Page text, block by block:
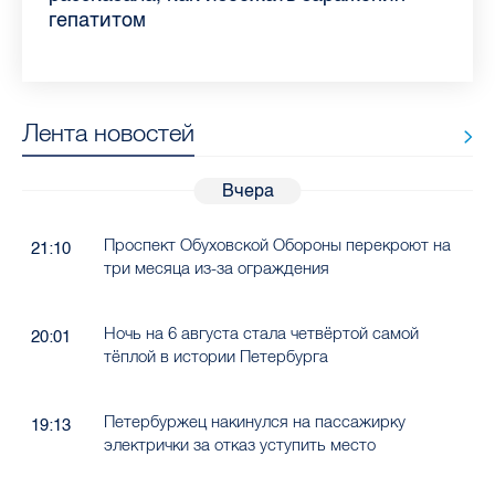
гепатитом
Лента новостей
Вчера
21:10
Проспект Обуховской Обороны перекроют на
три месяца из-за ограждения
20:01
Ночь на 6 августа стала четвёртой самой
тёплой в истории Петербурга
19:13
Петербуржец накинулся на пассажирку
электрички за отказ уступить место